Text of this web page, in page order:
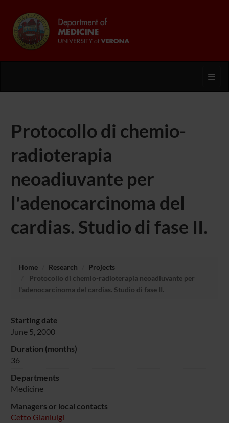
Protocollo di chemio-
radioterapia
neoadiuvante per
l'adenocarcinoma del
cardias. Studio di fase II.
Home Research
Projects
Protocollo di chemio-radioterapia neoadiuvante per
l'adenocarcinoma del cardias. Studio di fase II.
Starting date
June 5, 2000
Duration (months)
36
Departments
Medicine
Managers or local contacts
Cetto Gianluigi